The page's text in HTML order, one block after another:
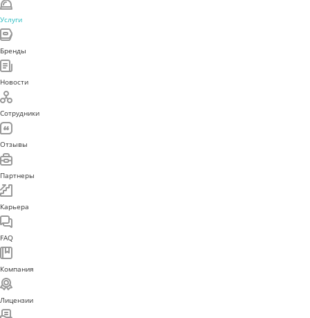
Услуги
Бренды
Новости
Сотрудники
Отзывы
Партнеры
Карьера
FAQ
Компания
Лицензии